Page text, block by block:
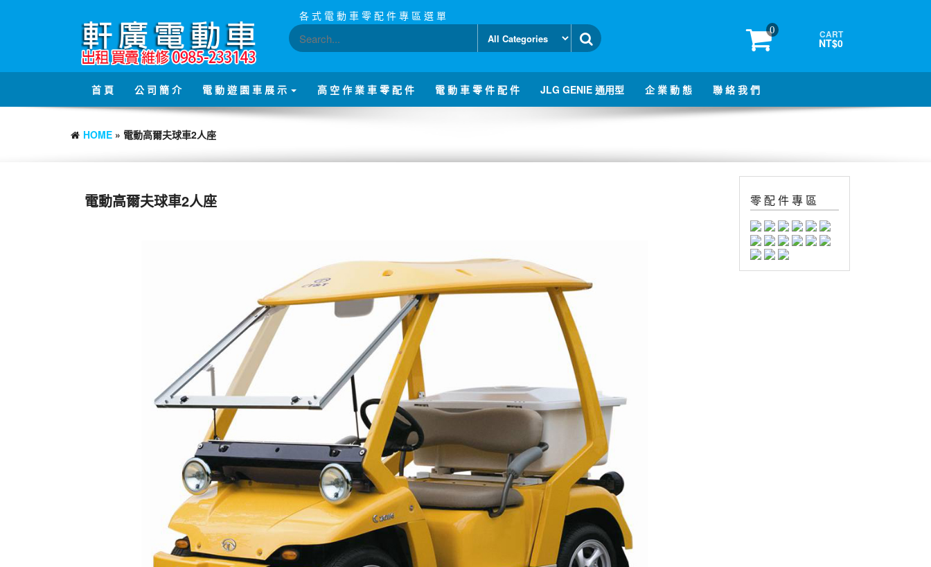
各 式 電 動 車 零 配 件 專 區 選 單
0 CART
NT$0
首 頁 公 司 簡 介 電 動 遊 園 車 展 示 高 空 作 業 車 零 配 件 電 動 車 零 件 配 件 JLG GENIE 通用型 企 業 動 態 聯 絡 我 們
HOME » 電動高爾夫球車2人座
電動高爾夫球車2人座 零 配 件 專 區